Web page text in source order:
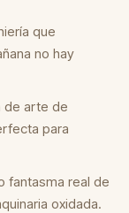
que
no hay
de arte de
para
fantasma real de
oxidada.